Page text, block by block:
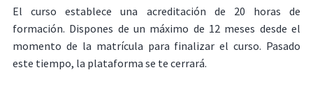
El curso establece una acreditación de 20 horas de
formación. Dispones de un máximo de 12 meses desde el
momento de la matrícula para finalizar el curso. Pasado
este tiempo, la plataforma se te cerrará.